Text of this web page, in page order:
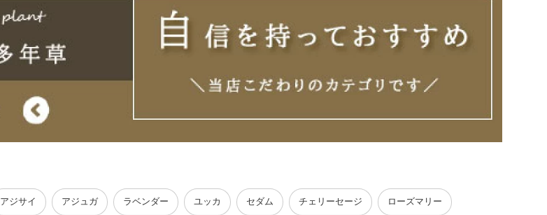
アジサイ アジュガ ラベンダー ユッカ セダム チェリーセージ ローズマリー